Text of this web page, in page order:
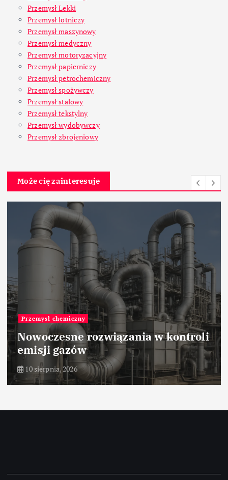
Przemysł Lekki
Przemysł lotniczy
Przemysł maszynowy
Przemysł medyczny
Przemysł motoryzacyjny
Przemysł papierniczy
Przemysł petrochemiczny
Przemysł spożywczy
Przemysł stalowy
Przemysł tekstylny
Przemysł wydobywczy
Przemysł zbrojeniowy
Może cię zainteresuje
Przemysł chemiczny
Nowoczesne rozwiązania w kontroli
emisji gazów
10 sierpnia, 2026